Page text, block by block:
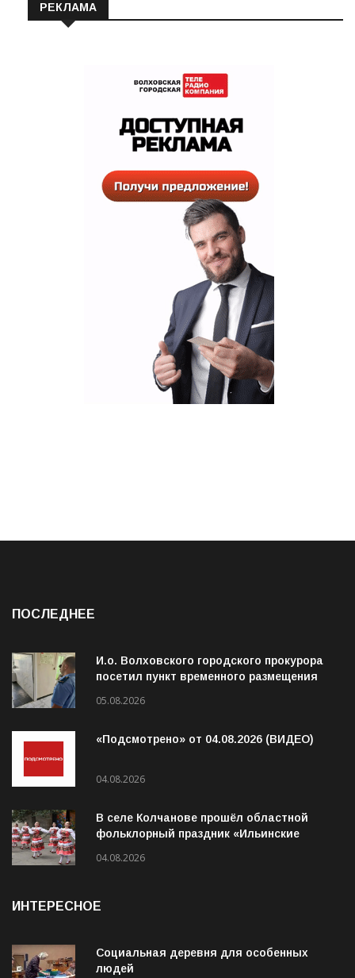
граждан
05.08.2026
«Подсмотрено» от 04.08.2026 (ВИДЕО)
04.08.2026
В селе Колчанове прошёл областной
гуляния»
04.08.2026
21.04.2021